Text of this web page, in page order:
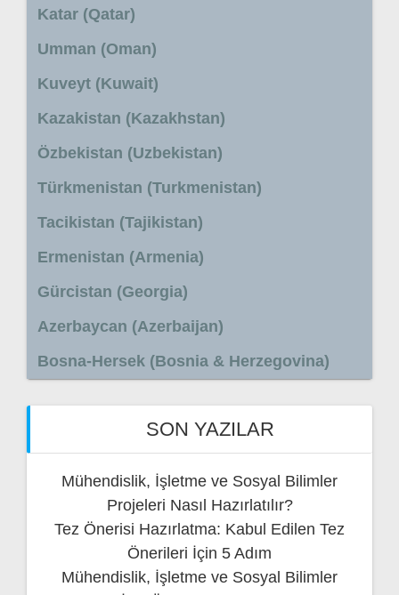
Katar (Qatar)
Umman (Oman)
Kuveyt (Kuwait)
Kazakistan (Kazakhstan)
Özbekistan (Uzbekistan)
Türkmenistan (Turkmenistan)
Tacikistan (Tajikistan)
Ermenistan (Armenia)
Gürcistan (Georgia)
Azerbaycan (Azerbaijan)
Bosna-Hersek (Bosnia & Herzegovina)
SON YAZILAR
Mühendislik, İşletme ve Sosyal Bilimler
Projeleri Nasıl Hazırlatılır?
Tez Önerisi Hazırlatma: Kabul Edilen Tez
Önerileri İçin 5 Adım
Mühendislik, İşletme ve Sosyal Bilimler